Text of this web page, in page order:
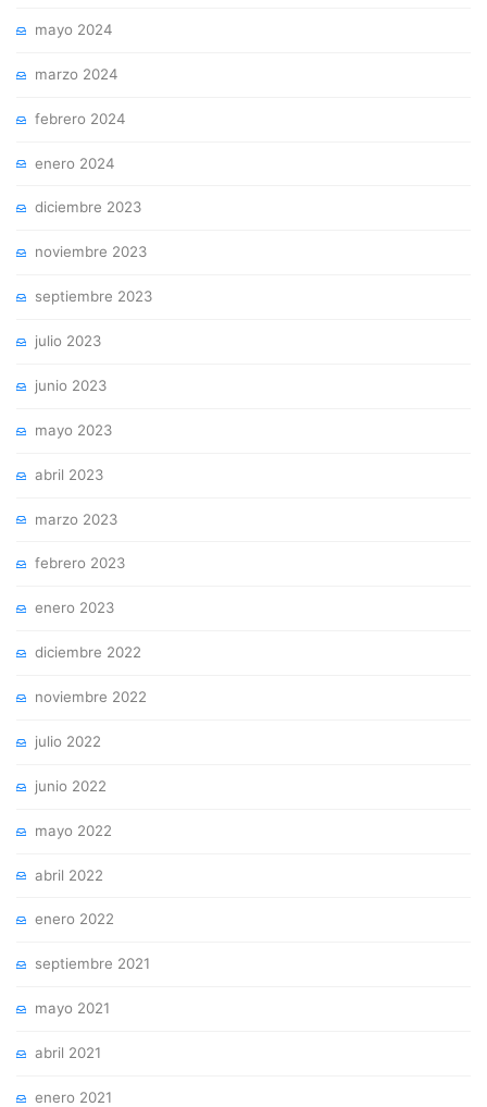
mayo 2024
marzo 2024
febrero 2024
enero 2024
diciembre 2023
noviembre 2023
septiembre 2023
julio 2023
junio 2023
mayo 2023
abril 2023
marzo 2023
febrero 2023
enero 2023
diciembre 2022
noviembre 2022
julio 2022
junio 2022
mayo 2022
abril 2022
enero 2022
septiembre 2021
mayo 2021
abril 2021
enero 2021